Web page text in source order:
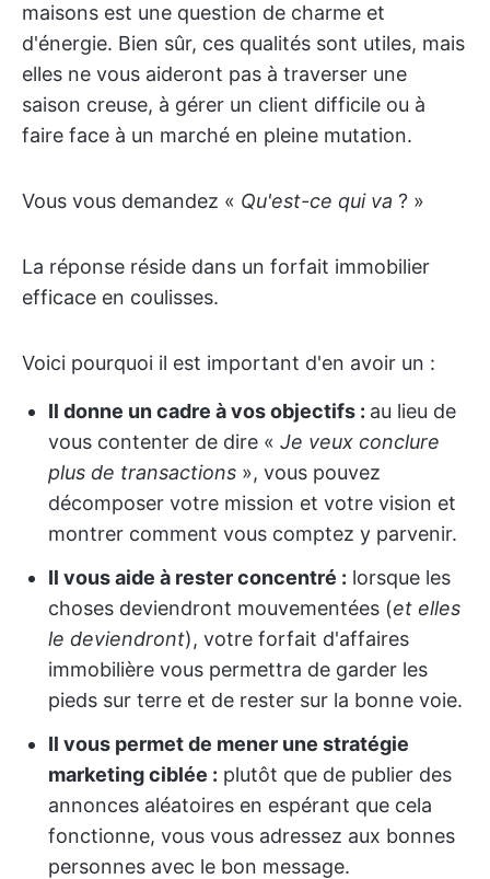
maisons est une question de charme et
d'énergie. Bien sûr, ces qualités sont utiles, mais
elles ne vous aideront pas à traverser une
saison creuse, à gérer un client difficile ou à
faire face à un marché en pleine mutation.
Vous vous demandez « Qu'est-ce qui va ? »
La réponse réside dans un forfait immobilier
efficace en coulisses.
Voici pourquoi il est important d'en avoir un :
Il donne un cadre à vos objectifs : au lieu de
vous contenter de dire « Je veux conclure
plus de transactions », vous pouvez
décomposer votre mission et votre vision et
montrer comment vous comptez y parvenir.
Il vous aide à rester concentré : lorsque les
choses deviendront mouvementées (et elles
le deviendront), votre forfait d'affaires
immobilière vous permettra de garder les
pieds sur terre et de rester sur la bonne voie.
Il vous permet de mener une stratégie
marketing ciblée : plutôt que de publier des
annonces aléatoires en espérant que cela
fonctionne, vous vous adressez aux bonnes
personnes avec le bon message.